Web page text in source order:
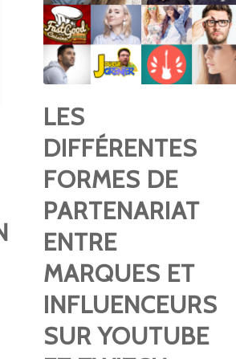
LES
DIFFÉRENTES
FORMES DE
PARTENARIAT
ENTRE
MARQUES ET
INFLUENCEURS
SUR YOUTUBE